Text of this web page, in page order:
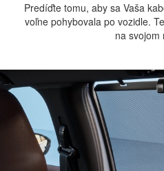
Predíďte tomu, aby sa Vaša
voľne pohybovala po vozidle.
na svojom